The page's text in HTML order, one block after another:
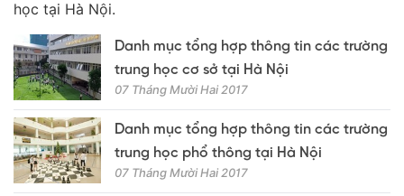
học tại Hà Nội.
Danh mục tổng hợp thông tin các trường
trung học cơ sở tại Hà Nội
07 Tháng Mười Hai 2017
Danh mục tổng hợp thông tin các trường
trung học phổ thông tại Hà Nội
07 Tháng Mười Hai 2017